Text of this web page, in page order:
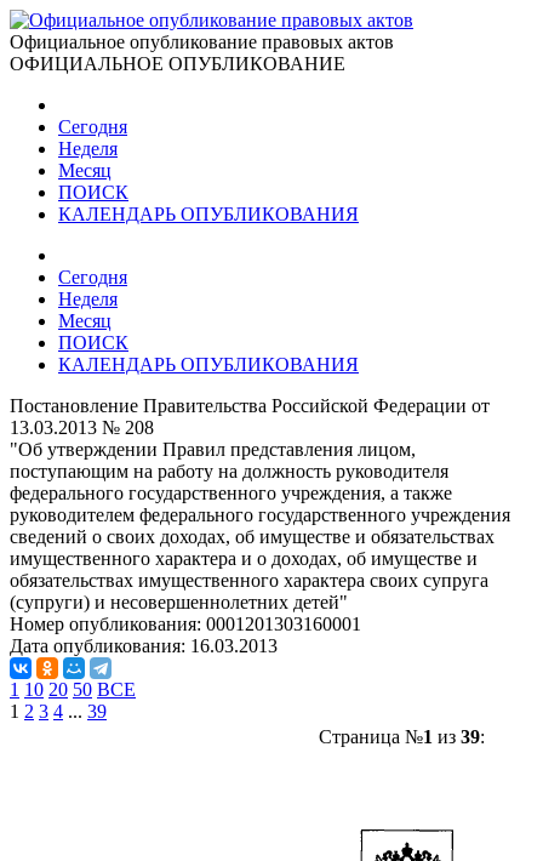
Официальное опубликование правовых актов
ОФИЦИАЛЬНОЕ ОПУБЛИКОВАНИЕ
Сегодня
Неделя
Месяц
ПОИСК
КАЛЕНДАРЬ ОПУБЛИКОВАНИЯ
Сегодня
Неделя
Месяц
ПОИСК
КАЛЕНДАРЬ ОПУБЛИКОВАНИЯ
Постановление Правительства Российской Федерации от
13.03.2013 № 208
"Об утверждении Правил представления лицом,
поступающим на работу на должность руководителя
федерального государственного учреждения, а также
руководителем федерального государственного учреждения
сведений о своих доходах, об имуществе и обязательствах
имущественного характера и о доходах, об имуществе и
обязательствах имущественного характера своих супруга
(супруги) и несовершеннолетних детей"
Номер опубликования: 0001201303160001
Дата опубликования: 16.03.2013
1 10 20 50 ВСЕ
1 2 3 4 ... 39
Страница №1 из 39: